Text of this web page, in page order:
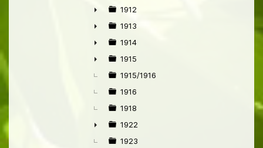
►
1912
►
1913
►
1914
►
1915
1915/1916
1916
1918
►
1922
1923